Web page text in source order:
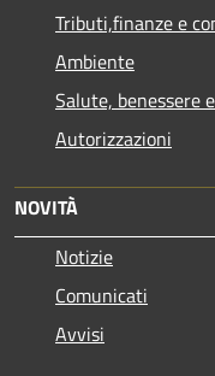
Tributi,finanze e
Ambiente
Salute, benessere
Autorizzazioni
NOVITÀ
Notizie
Comunicati
Avvisi